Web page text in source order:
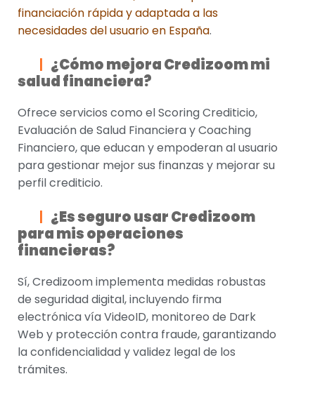
financiación rápida y adaptada a las
necesidades del usuario en España.
¿Cómo mejora Credizoom mi
salud financiera?
Ofrece servicios como el Scoring Crediticio,
Evaluación de Salud Financiera y Coaching
Financiero, que educan y empoderan al usuario
para gestionar mejor sus finanzas y mejorar su
perfil crediticio.
¿Es seguro usar Credizoom
para mis operaciones
financieras?
Sí, Credizoom implementa medidas robustas
de seguridad digital, incluyendo firma
electrónica vía VideoID, monitoreo de Dark
Web y protección contra fraude, garantizando
la confidencialidad y validez legal de los
trámites.